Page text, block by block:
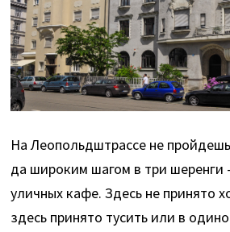
На Леопольдштрассе не
да широким шагом в три шеренги
уличных кафе. Здесь не принято
здесь принято тусить или в